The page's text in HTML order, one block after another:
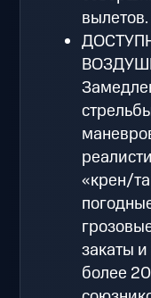
вылетов.
«крен/
закаты
более